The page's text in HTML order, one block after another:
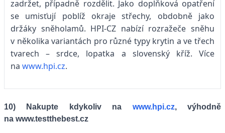
zadržet, případně rozdělit. Jako doplňková opatření
se umisťují poblíž okraje střechy, obdobně jako
držáky sněholamů. HPI-CZ nabízí rozražeče sněhu
v několika variantách pro různé typy krytin a ve třech
tvarech – srdce, lopatka a slovenský kříž. Více
na www.hpi.cz.
10) Nakupte kdykoliv na www.hpi.cz, výhodně
na www.testthebest.cz